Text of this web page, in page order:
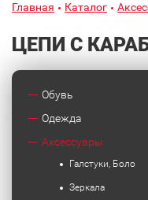
Главная Каталог
ЦЕПИ С
Обувь
Одежда
Аксессуары
Галстуки, Боло
Зеркала